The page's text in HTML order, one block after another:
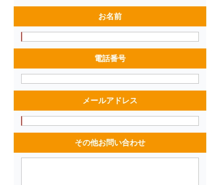
お名前
電話番号
メールアドレス
その他お問い合わせ